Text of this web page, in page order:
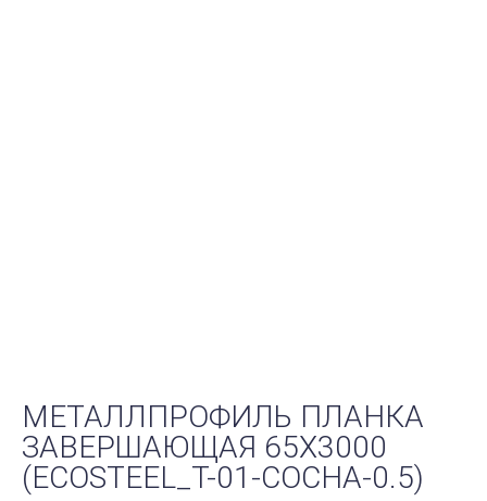
МЕТАЛЛПРОФИЛЬ ПЛАНКА
ЗАВЕРШАЮЩАЯ 65Х3000
(ECOSTEEL_T-01-СОСНА-0.5)